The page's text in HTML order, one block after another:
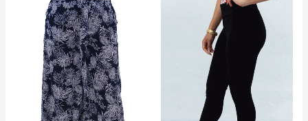
precios:
desde
$0